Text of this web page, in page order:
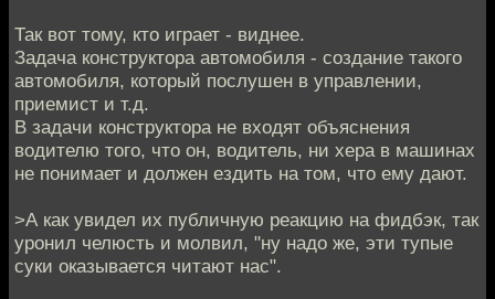
Так вот тому, кто играет - виднее.
Задача конструктора автомобиля - создание такого
автомобиля, который послушен в управлении,
приемист и т.д.
В задачи конструктора не входят объяснения
водителю того, что он, водитель, ни хера в машинах
не понимает и должен ездить на том, что ему дают.
>А как увидел их публичную реакцию на фидбэк, так
уронил челюсть и молвил, "ну надо же, эти тупые
суки оказывается читают нас".